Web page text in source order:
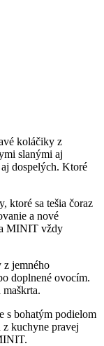
koláčiky z
slanými aj
dospelých. Ktoré
ktoré sa tešia čoraz
a nové
MINIT vždy
jemného
doplnené ovocím.
s bohatým podielom
kuchyne pravej